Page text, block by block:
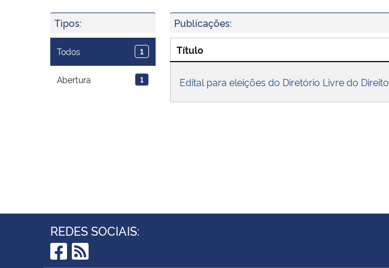
Tipos:
Todos 1
Abertura 1
Publicações:
Título
Edital para eleições do Diretório Livre do Direito
REDES SOCIAIS: